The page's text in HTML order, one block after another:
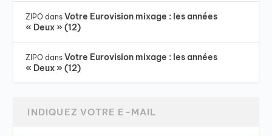
ZIPO dansVotre Eurovision mixage : les années
« Deux » (12)
ZIPO dansVotre Eurovision mixage : les années
« Deux » (12)